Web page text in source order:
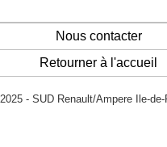
Nous contacter
Retourner à l'accueil
2025 - SUD Renault/Ampere Ile-